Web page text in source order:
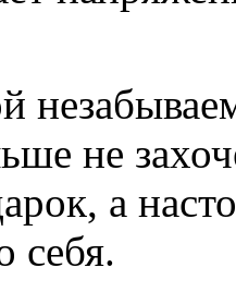
не
а
себя.